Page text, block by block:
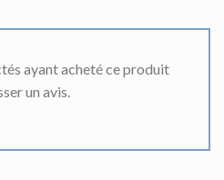
ayant acheté ce produit
un avis.